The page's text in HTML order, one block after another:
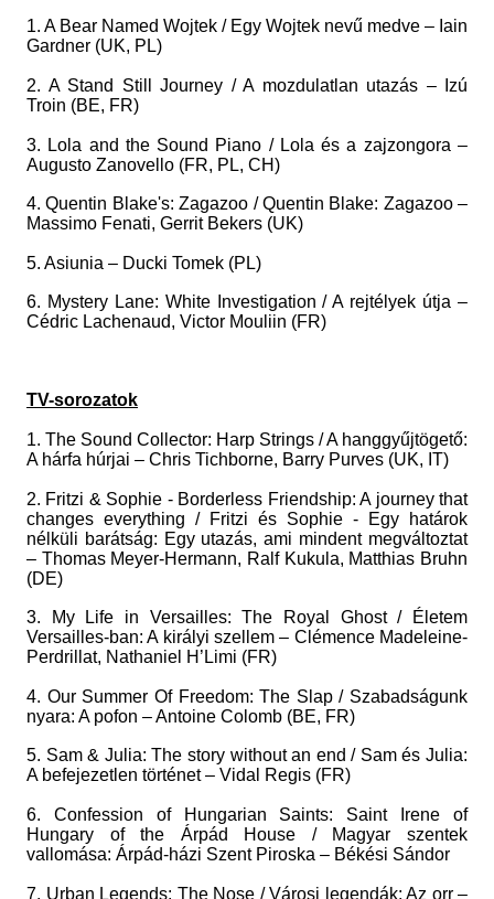
1. A Bear Named Wojtek / Egy Wojtek nevű medve – Iain
Gardner (UK, PL)
2. A Stand Still Journey / A mozdulatlan utazás – Izú
Troin (BE, FR)
3. Lola and the Sound Piano / Lola és a zajzongora –
Augusto Zanovello (FR, PL, CH)
4. Quentin Blake's: Zagazoo / Quentin Blake: Zagazoo –
Massimo Fenati, Gerrit Bekers (UK)
5. Asiunia – Ducki Tomek (PL)
6. Mystery Lane: White Investigation / A rejtélyek útja –
Cédric Lachenaud, Victor Mouliin (FR)
TV-sorozatok
1. The Sound Collector: Harp Strings / A hanggyűjtögető:
A hárfa húrjai – Chris Tichborne, Barry Purves (UK, IT)
2. Fritzi & Sophie - Borderless Friendship: A journey that
changes everything / Fritzi és Sophie - Egy határok
nélküli barátság: Egy utazás, ami mindent megváltoztat
– Thomas Meyer-Hermann, Ralf Kukula, Matthias Bruhn
(DE)
3. My Life in Versailles: The Royal Ghost / Életem
Versailles-ban: A királyi szellem – Clémence Madeleine-
Perdrillat, Nathaniel H’Limi (FR)
4. Our Summer Of Freedom: The Slap / Szabadságunk
nyara: A pofon – Antoine Colomb (BE, FR)
5. Sam & Julia: The story without an end / Sam és Julia:
A befejezetlen történet – Vidal Regis (FR)
6. Confession of Hungarian Saints: Saint Irene of
Hungary of the Árpád House / Magyar szentek
vallomása: Árpád-házi Szent Piroska – Békési Sándor
7. Urban Legends: The Nose / Városi legendák: Az orr –